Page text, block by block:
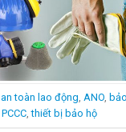
an toàn lao động ANO
PCCC ,thiết bị bảo hộ